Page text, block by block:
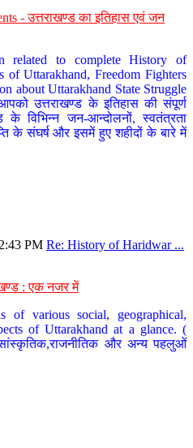
- उत्तराखण्ड का इतिहास एवं जन
related to complete History of
of Uttarakhand, Freedom Fighters
about Uttarakhand State Struggle
उत्तराखण्ड के इतिहास की संपूर्ण
के विभिन्न जन-आन्दोलनों, स्वतंत्रता
के संघर्ष और इसमें हुए शहीदों के बारे में
PM Re: History of Haridwar ...
: एक नजर में
various social, geographical,
of Uttarakhand at a glance. (
और अन्य पहलुओं